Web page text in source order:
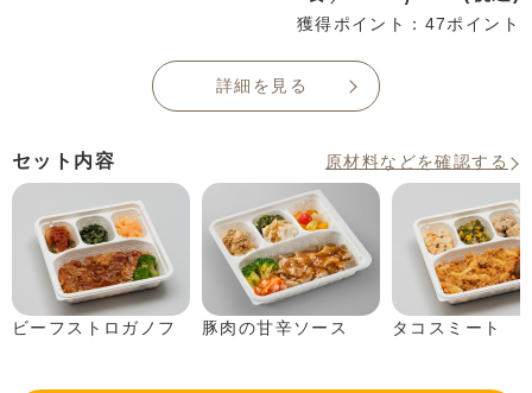
獲得ポイント：47ポイント
詳細を見る
セット内容 原材料などを確認する
ビーフストロガノフ 豚肉の甘辛ソース タコスミート